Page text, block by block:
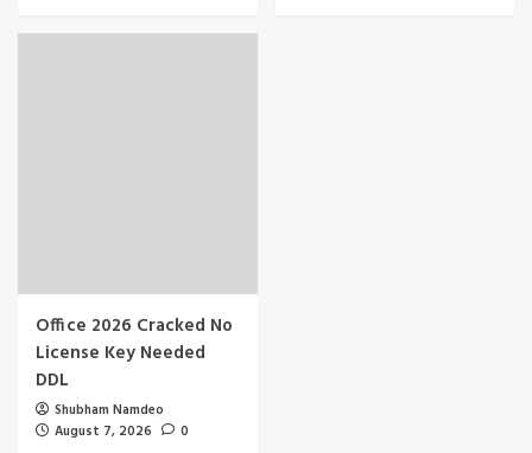
Office 2026 Cracked No
License Key Needed
DDL
Shubham Namdeo
August 7, 2026
0